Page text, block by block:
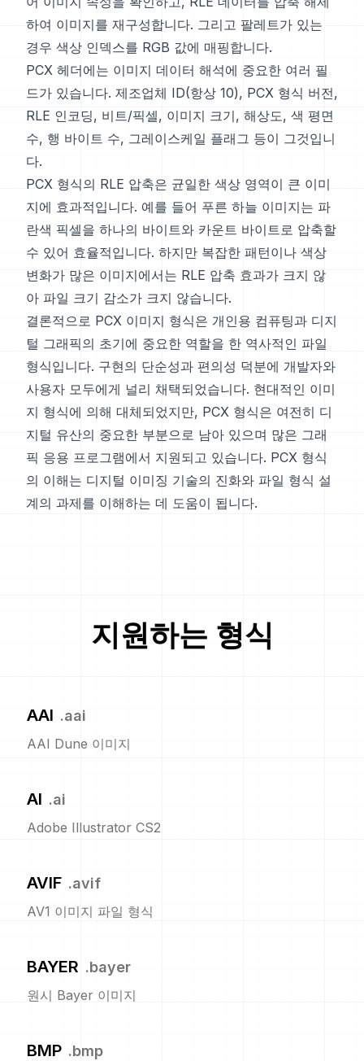
하여 이미지를 재구성합니다. 그리고 팔레트가 있는
경우 색상 인덱스를 RGB 값에 매핑합니다.
PCX 헤더에는 이미지 데이터 해석에 중요한 여러 필
드가 있습니다. 제조업체 ID(항상 10), PCX 형식 버전,
RLE 인코딩, 비트/픽셀, 이미지 크기, 해상도, 색 평면
수, 행 바이트 수, 그레이스케일 플래그 등이 그것입니
다.
PCX 형식의 RLE 압축은 균일한 색상 영역이 큰 이미
지에 효과적입니다. 예를 들어 푸른 하늘 이미지는 파
란색 픽셀을 하나의 바이트와 카운트 바이트로 압축할
수 있어 효율적입니다. 하지만 복잡한 패턴이나 색상
변화가 많은 이미지에서는 RLE 압축 효과가 크지 않
아 파일 크기 감소가 크지 않습니다.
결론적으로 PCX 이미지 형식은 개인용 컴퓨팅과 디지
털 그래픽의 초기에 중요한 역할을 한 역사적인 파일
형식입니다. 구현의 단순성과 편의성 덕분에 개발자와
사용자 모두에게 널리 채택되었습니다. 현대적인 이미
지 형식에 의해 대체되었지만, PCX 형식은 여전히 디
지털 유산의 중요한 부분으로 남아 있으며 많은 그래
픽 응용 프로그램에서 지원되고 있습니다. PCX 형식
의 이해는 디지털 이미징 기술의 진화와 파일 형식 설
계의 과제를 이해하는 데 도움이 됩니다.
지원하는 형식
AAI .aai
AAI Dune 이미지
AI .ai
Adobe Illustrator CS2
AVIF .avif
AV1 이미지 파일 형식
BAYER .bayer
원시 Bayer 이미지
BMP .bmp